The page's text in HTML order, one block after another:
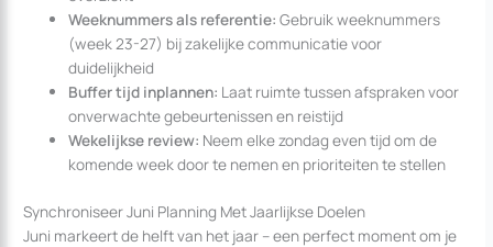
Weeknummers als referentie:Gebruik weeknummers
(week 23-27) bij zakelijke communicatie voor
duidelijkheid
Buffer tijd inplannen: Laat ruimte tussen afspraken voor
onverwachte gebeurtenissen en reistijd
Wekelijkse review: Neem elke zondag even tijd om de
komende week door te nemen en prioriteiten te stellen
Synchroniseer Juni Planning Met Jaarlijkse Doelen
Juni markeert de helft van het jaar – een perfect moment om je